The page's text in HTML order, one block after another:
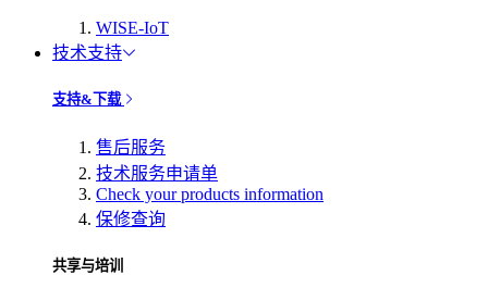
WISE-IoT
技术支持
支持&下载
售后服务
技术服务申请单
Check your products information
保修查询
共享与培训